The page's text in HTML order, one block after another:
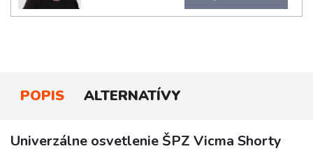
POPIS ALTERNATÍVY
Univerzálne osvetlenie ŠPZ Vicma Shorty